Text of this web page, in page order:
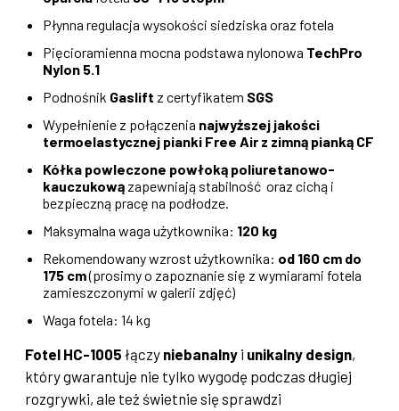
Płynna regulacja wysokości siedziska oraz fotela
Pięcioramienna mocna podstawa nylonowa TechPro
Nylon 5.1
Podnośnik Gaslift z certyfikatem SGS
Wypełnienie z połączenia najwyższej jakości
termoelastycznej pianki Free Air z zimną pianką CF
Kółka powleczone powłoką poliuretanowo-
kauczukową zapewniają stabilność oraz cichą i
bezpieczną pracę na podłodze.
Maksymalna waga użytkownika: 120 kg
Rekomendowany wzrost użytkownika: od 160 cm do
175 cm(prosimy o zapoznanie się z wymiarami fotela
zamieszczonymi w galerii zdjęć)
Waga fotela: 14 kg
Fotel HC-1005 łączy niebanalny i unikalny design,
który gwarantuje nie tylko wygodę podczas długiej
rozgrywki, ale też świetnie się sprawdzi